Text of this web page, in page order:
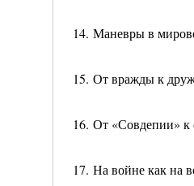
14. Маневры в
15. От вражды к
16. От «Совдепии» к
17. На войне как на